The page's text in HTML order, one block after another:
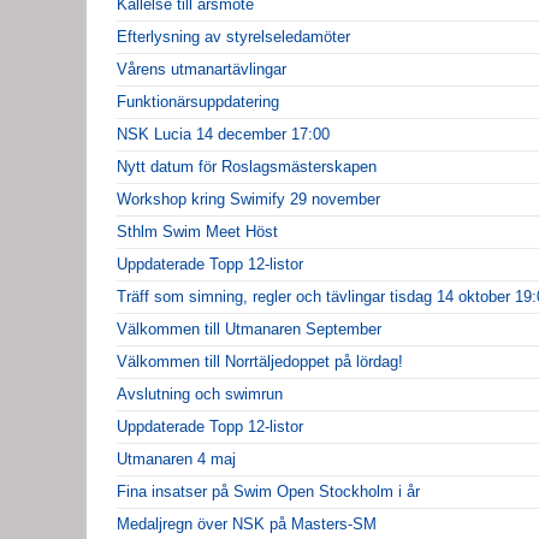
Kallelse till årsmöte
Efterlysning av styrelseledamöter
Vårens utmanartävlingar
Funktionärsuppdatering
NSK Lucia 14 december 17:00
Nytt datum för Roslagsmästerskapen
Workshop kring Swimify 29 november
Sthlm Swim Meet Höst
Uppdaterade Topp 12-listor
Träff som simning, regler och tävlingar tisdag 14 oktober
Välkommen till Utmanaren September
Välkommen till Norrtäljedoppet på lördag!
Avslutning och swimrun
Uppdaterade Topp 12-listor
Utmanaren 4 maj
Fina insatser på Swim Open Stockholm i år
Medaljregn över NSK på Masters-SM